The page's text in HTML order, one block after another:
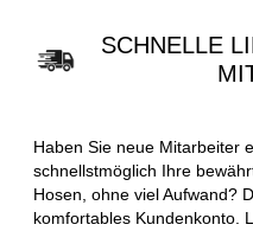
SCHNELLE
Haben Sie neue Mitarbeiter
schnellstmöglich Ihre
Hosen, ohne viel Aufwand?
komfortables Kundenkonto.